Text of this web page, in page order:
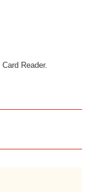
Reader.